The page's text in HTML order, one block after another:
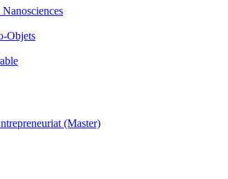
Objets
(Master)